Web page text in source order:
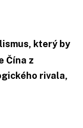
který by
Čína z
rivala,